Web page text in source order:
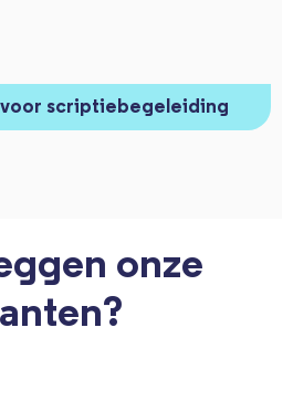
voor scriptiebegeleiding
onze